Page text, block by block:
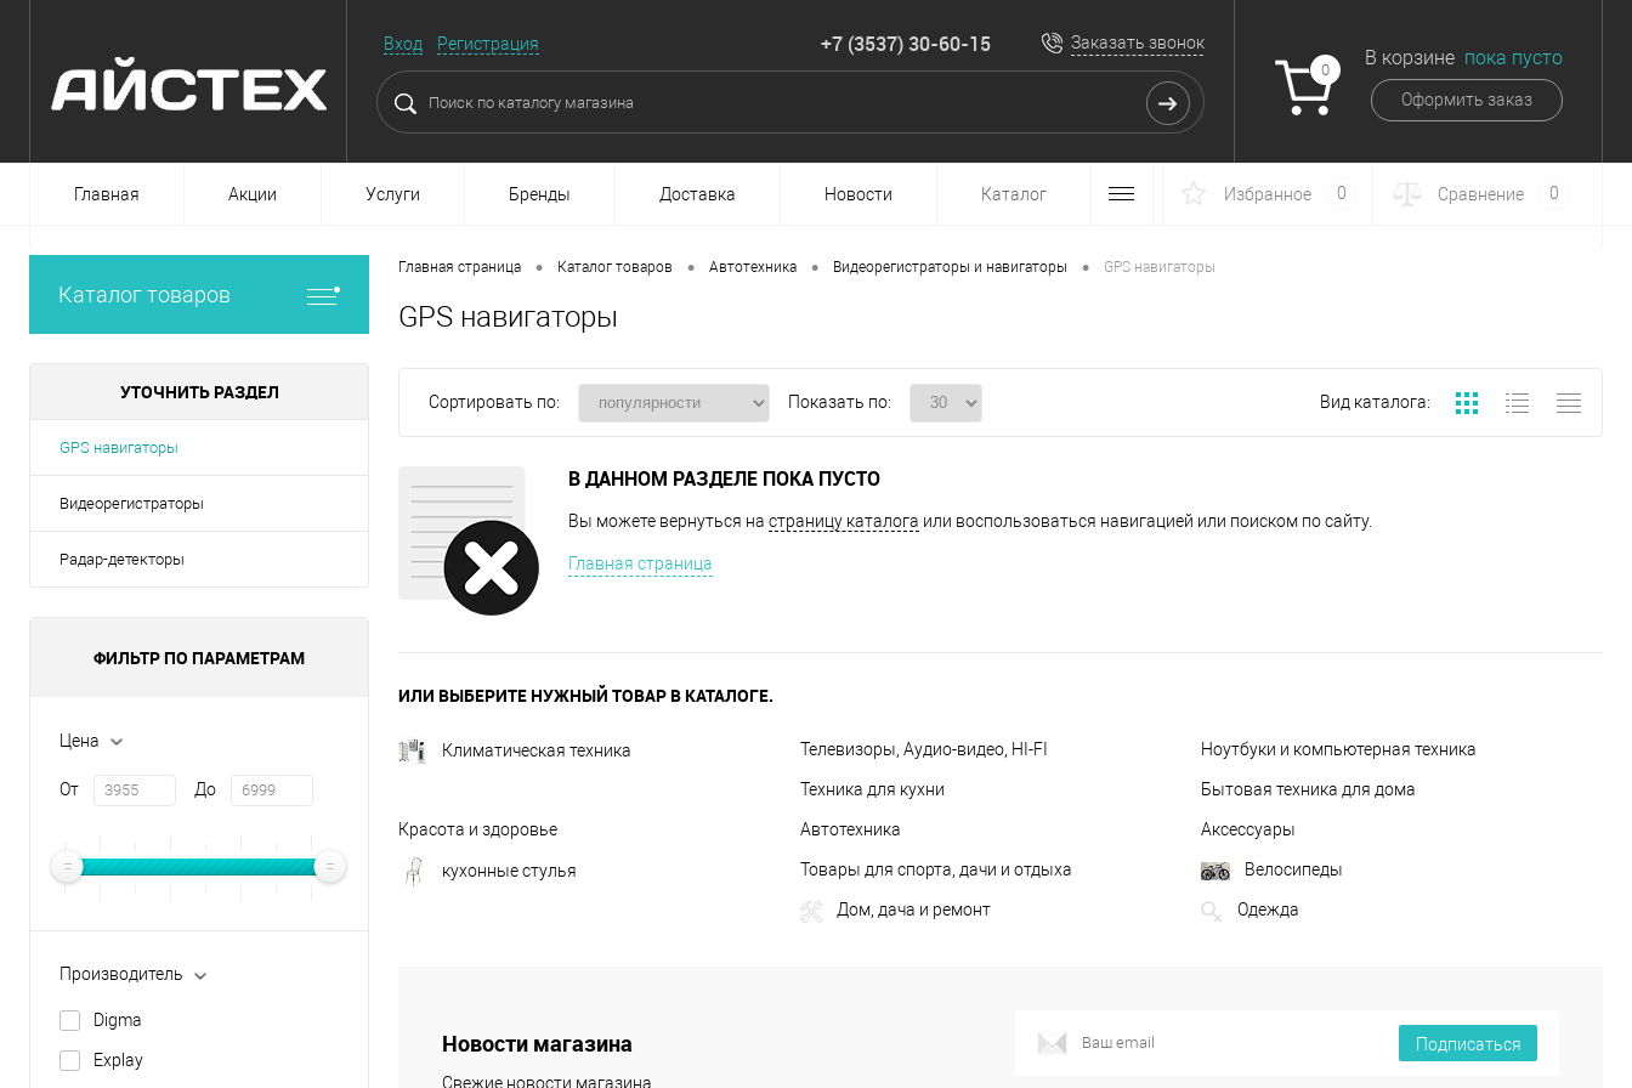
Вход Регистрация +7 (3537) 30-60-15 Заказать звонок
0
В корзине пока пусто
Оформить заказ
Главная Акции Услуги Бренды Доставка Новости Каталог Избранное 0 Сравнение 0
Каталог товаров
УТОЧНИТЬ РАЗДЕЛ
GPS навигаторы
Видеорегистраторы
Радар-детекторы
ФИЛЬТР ПО ПАРАМЕТРАМ
Цена
От До
Производитель
Digma
Explay
Главная страница • Каталог товаров • Автотехника • Видеорегистраторы и навигаторы • GPS навигаторы
GPS навигаторы
Сортировать по: Показать по: Вид каталога:
В ДАННОМ РАЗДЕЛЕ ПОКА ПУСТО
Вы можете вернуться на страницу каталога или воспользоваться навигацией или поиском по сайту.
Главная страница
ИЛИ ВЫБЕРИТЕ НУЖНЫЙ ТОВАР В КАТАЛОГЕ.
Климатическая техника Телевизоры, Аудио-видео, HI-FI Ноутбуки и компьютерная техника
Техника для кухни Бытовая техника для дома
Красота и здоровье Автотехника Аксессуары
кухонные стулья Товары для спорта, дачи и отдыха Велосипеды
Дом, дача и ремонт Одежда
Новости магазина
Свежие новости магазина
Подписаться